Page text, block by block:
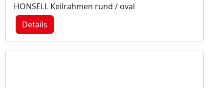
HONSELL Keilrahmen rund / oval
Details